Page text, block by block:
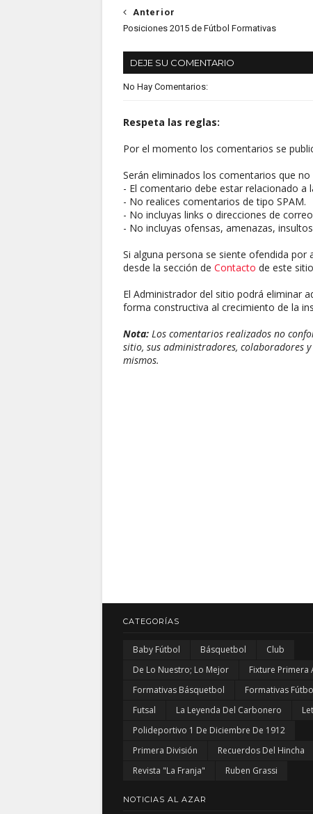
Anterior
Posiciones 2015 de Fútbol Formativas
DEJE SU COMENTARIO
No Hay Comentarios:
Respeta las reglas:
Por el momento los comentarios se
Serán eliminados los comentarios que no
- El comentario debe estar relacionado a
- No realices comentarios de tipo SPAM.
- No incluyas links o direcciones de
- No incluyas ofensas, amenazas,
Si alguna persona se siente ofendida
desde la sección de Contacto de este
El Administrador del sitio podrá eliminar
forma constructiva al crecimiento de la
Nota: Los comentarios realizados no
sitio, sus administradores, colaboradores
mismos.
CATEGORÍAS
Baby Fútbol Básquetbol
Club
De Lo Nuestro; Lo Mejor
Fixture Primera
Formativas Básquetbol
Formativas
Futsal
La Leyenda Del Carbonero
Polideportivo 1 De Diciembre De 1912
Primera División
Recuerdos Del Hincha
Revista "La Franja"
Ruben Grassi
NOTICIAS AL AZAR